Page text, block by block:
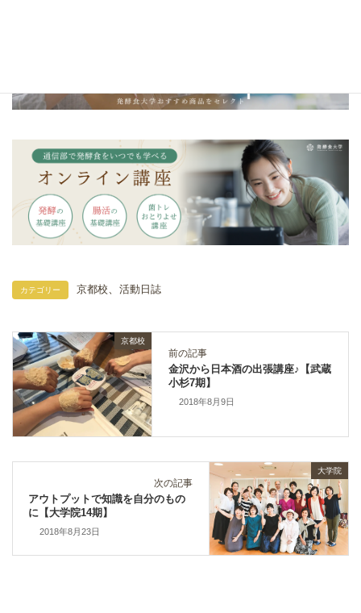
カテゴリー 京都校 活動日誌
京都校
前の記事
金沢から日本酒の出張講座♪【武蔵
小杉7期】
2018年8月9日
大学院
次の記事
アウトプットで知識を自分のもの
に【大学院14期】
2018年8月23日